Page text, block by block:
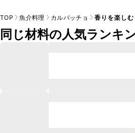
TOP 魚介料理 カルパッチョ 香りを楽し
同じ材料の人気ランキ